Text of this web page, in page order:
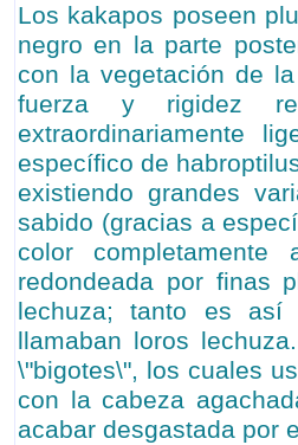
Los kakapos poseen
negro en la parte
con la vegetación de
fuerza y rigidez
extraordinariamente
específico de
existiendo grandes
sabido (gracias a
color
redondeada por finas
lechuza; tanto es así
llamaban loros
\"bigotes\", los cuales
con la cabeza
acabar desgastada por